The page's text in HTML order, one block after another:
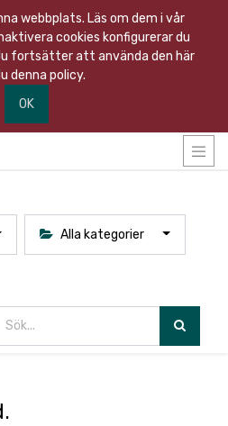
webbplats. Läs om dem i vår
cookies konfigurerar du
fortsätter att använda den här
denna policy.
OK
Alla kategorier